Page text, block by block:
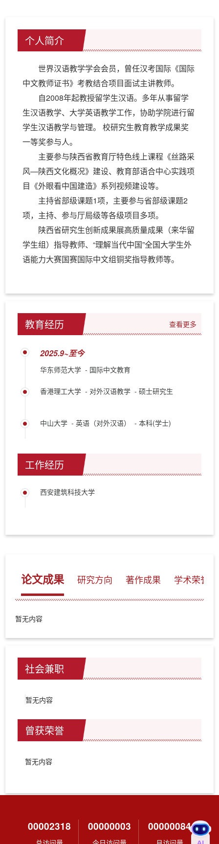
个人简介
世界汉语教学学会会员，曾任汉考国际《国际
中文教师证书》考教结合项目面试主讲教师。
自2008年起教授留学生汉语。多年从事留学
生汉语教学、大学英语教学工作，协助学院进行留
学生汉语教学与管理。 校研究生教育教学成果奖
一等奖参与人。
主要参与陕西省教育厅特色线上课程《丝路采
风—陕西文化概况》建设、教育部语合中心实践项
目《外眼看中国建造》系列视频建设等。
主持省部级课题1项，主要参与省部级课题2
项，主持、参与厅局级等各级项目多项。
陕西省研究生创新成果展高质量成果（来华留
学生组）指导教师、“理解当代中国”全国大学生外
语能力大赛国赛国际中文组铜奖指导教师等。
教育经历 查看更多
2025.9~至今
华东师范大学 - 国际中文教育
香港理工大学 - 对外汉语教学 - 硕士研究生
中山大学 - 英语（对外汉语） - 本科(学士)
工作经历
西安建筑科技大学
论文成果 研究方向 著作成果 学术荣誉
暂无内容
社会兼职
暂无内容
曾获荣誉
暂无内容
00002318 00000003 00000084